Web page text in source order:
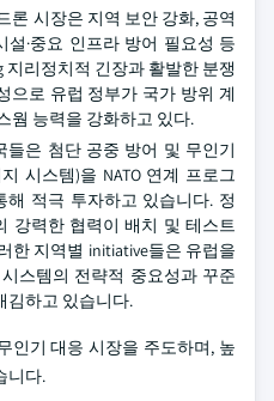
론 시장은 지역 보안 강화, 공역
설·중요 인프라 방어 필요성 등
리정치적 긴장과 활발한 분쟁
으로 유럽 정부가 국가 방위 계
웜 능력을 강화하고 있다.
들은 첨단 공중 방어 및 무인기
시스템)을 NATO 연계 프로그
적극 투자하고 있습니다. 정
강력한 협력이 배치 및 테스트
한 지역별 initiative들은 유럽을
스템의 전략적 중요성과 꾸준
김하고 있습니다.
인기 대응 시장을 주도하며, 높
니다.